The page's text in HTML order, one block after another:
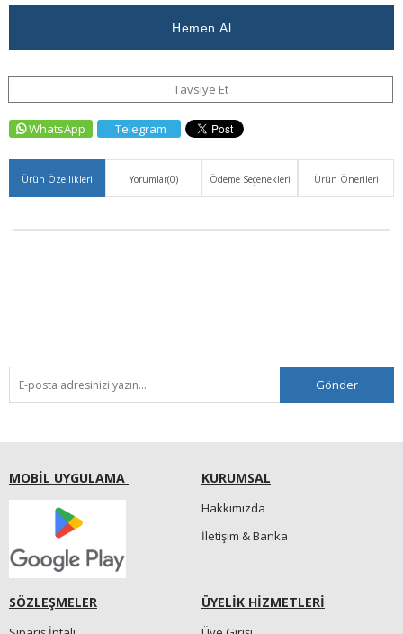
Tavsiye Et
WhatsApp Telegram
Ürün Özellikleri Yorumlar(0) Ödeme Seçenekleri Ürün Önerileri
Gönder
MOBİL UYGULAMA KURUMSAL
Hakkımızda
İletişim & Banka
SÖZLEŞMELER ÜYELİK HİZMETLERİ